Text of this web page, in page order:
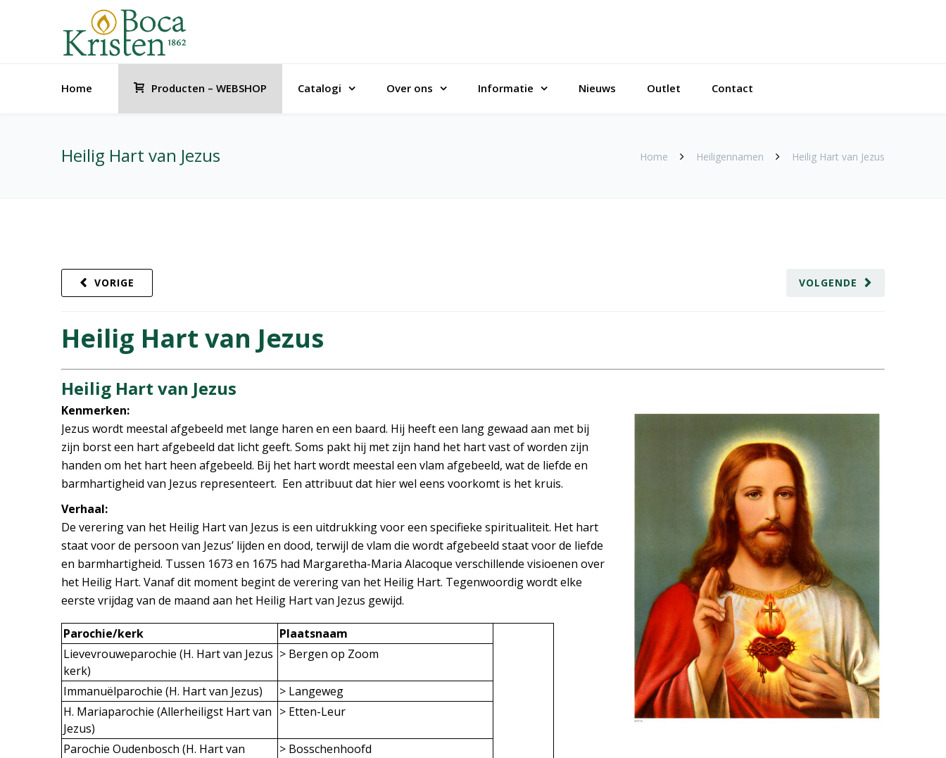
Home Producten – WEBSHOP Catalogi Over ons Informatie Nieuws Outlet Contact
Heilig Hart van Jezus Home Heiligennamen Heilig Hart van Jezus
VOLGENDE
VORIGE
Heilig Hart van Jezus
Heilig Hart van Jezus
Kenmerken:
Jezus wordt meestal afgebeeld met lange haren en een baard. Hij heeft een lang gewaad aan met bij
zijn borst een hart afgebeeld dat licht geeft. Soms pakt hij met zijn hand het hart vast of worden zijn
handen om het hart heen afgebeeld. Bij het hart wordt meestal een vlam afgebeeld, wat de liefde en
barmhartigheid van Jezus representeert. Een attribuut dat hier wel eens voorkomt is het kruis.
Verhaal:
De verering van het Heilig Hart van Jezus is een uitdrukking voor een specifieke spiritualiteit. Het hart
staat voor de persoon van Jezus’ lijden en dood, terwijl de vlam die wordt afgebeeld staat voor de liefde
en barmhartigheid. Tussen 1673 en 1675 had Margaretha-Maria Alacoque verschillende visioenen over
het Heilig Hart. Vanaf dit moment begint de verering van het Heilig Hart. Tegenwoordig wordt elke
eerste vrijdag van de maand aan het Heilig Hart van Jezus gewijd.
Parochie/kerk
Plaatsnaam
Lievevrouweparochie (H. Hart van Jezus
kerk)
> Bergen op Zoom
Immanuëlparochie (H. Hart van Jezus)
> Langeweg
H. Mariaparochie (Allerheiligst Hart van
Jezus)
> Etten-Leur
Parochie Oudenbosch (H. Hart van
> Bosschenhoofd